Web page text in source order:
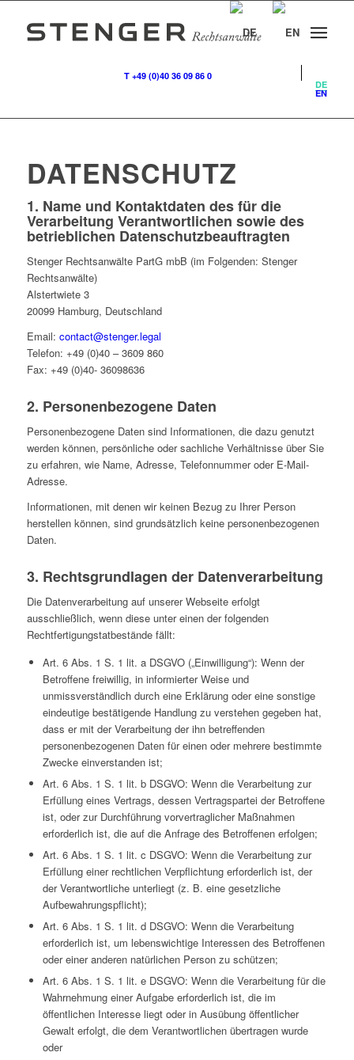
T +49 (0)40 36 09 86 0
DE
EN
DATENSCHUTZ
1. Name und Kontaktdaten des für die
Verarbeitung Verantwortlichen sowie des
betrieblichen Datenschutzbeauftragten
Stenger Rechtsanwälte PartG mbB (im Folgenden: Stenger
Rechtsanwälte)
Alstertwiete 3
20099 Hamburg, Deutschland
Email: contact@stenger.legal
Telefon: +49 (0)40 – 3609 860
Fax: +49 (0)40- 36098636
2. Personenbezogene Daten
Personenbezogene Daten sind Informationen, die dazu genutzt
werden können, persönliche oder sachliche Verhältnisse über Sie
zu erfahren, wie Name, Adresse, Telefonnummer oder E-Mail-
Adresse.
Informationen, mit denen wir keinen Bezug zu Ihrer Person
herstellen können, sind grundsätzlich keine personenbezogenen
Daten.
3. Rechtsgrundlagen der Datenverarbeitung
Die Datenverarbeitung auf unserer Webseite erfolgt
ausschließlich, wenn diese unter einen der folgenden
Rechtfertigungstatbestände fällt:
Art. 6 Abs. 1 S. 1 lit. a DSGVO („Einwilligung“): Wenn der
Betroffene freiwillig, in informierter Weise und
unmissverständlich durch eine Erklärung oder eine sonstige
eindeutige bestätigende Handlung zu verstehen gegeben hat,
dass er mit der Verarbeitung der ihn betreffenden
personenbezogenen Daten für einen oder mehrere bestimmte
Zwecke einverstanden ist;
Art. 6 Abs. 1 S. 1 lit. b DSGVO: Wenn die Verarbeitung zur
Erfüllung eines Vertrags, dessen Vertragspartei der Betroffene
ist, oder zur Durchführung vorvertraglicher Maßnahmen
erforderlich ist, die auf die Anfrage des Betroffenen erfolgen;
Art. 6 Abs. 1 S. 1 lit. c DSGVO: Wenn die Verarbeitung zur
Erfüllung einer rechtlichen Verpflichtung erforderlich ist, der
der Verantwortliche unterliegt (z. B. eine gesetzliche
Aufbewahrungspflicht);
Art. 6 Abs. 1 S. 1 lit. d DSGVO: Wenn die Verarbeitung
erforderlich ist, um lebenswichtige Interessen des Betroffenen
oder einer anderen natürlichen Person zu schützen;
Art. 6 Abs. 1 S. 1 lit. e DSGVO: Wenn die Verarbeitung für die
Wahrnehmung einer Aufgabe erforderlich ist, die im
öffentlichen Interesse liegt oder in Ausübung öffentlicher
Gewalt erfolgt, die dem Verantwortlichen übertragen wurde
oder